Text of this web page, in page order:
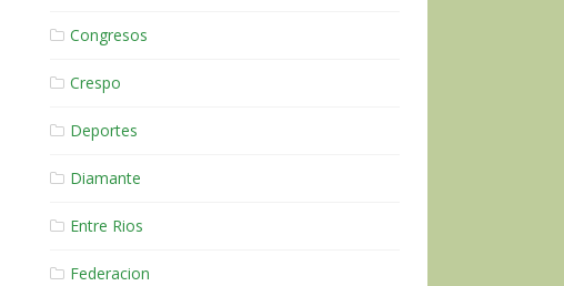
Congresos
Crespo
Deportes
Diamante
Entre Rios
Federacion